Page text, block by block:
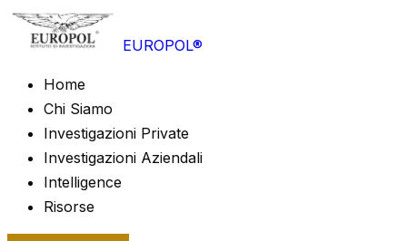
EUROPOL®
Home
Chi Siamo
Investigazioni Private
Investigazioni Aziendali
Intelligence
Risorse